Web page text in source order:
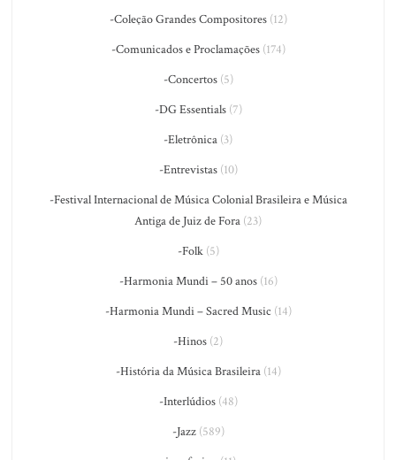
-Coleção Grandes Compositores(12)
-Comunicados e Proclamações(174)
-Concertos(5)
-DG Essentials(7)
-Eletrônica (3)
-Entrevistas(10)
-Festival Internacional de Música Colonial Brasileira e Música
Antiga de Juiz de Fora (23)
-Folk(5)
-Harmonia Mundi – 50 anos(16)
-Harmonia Mundi – Sacred Music (14)
-Hinos (2)
-História da Música Brasileira(14)
-Interlúdios(48)
-Jazz(589)